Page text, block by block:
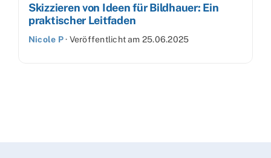
Skizzieren von Ideen für Bildhauer: Ein
praktischer Leitfaden
Nicole P· Veröffentlicht am 25.06.2025